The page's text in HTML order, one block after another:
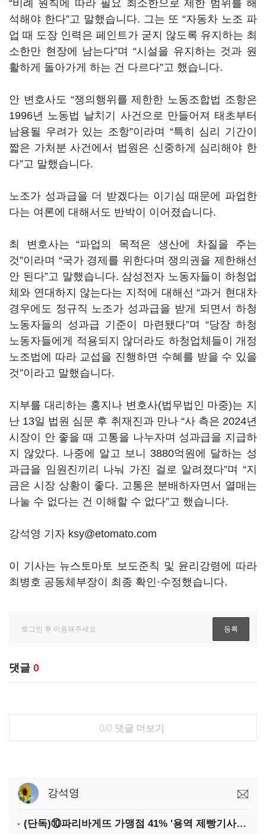
“비례 원칙에 따라 필요 최소한으로 제한 범위를 해
석해야 한다”고 말했습니다. 그는 또 “자동차 노조 파
업 때 도장 인력은 페인트가 굳지 않도록 유지하는 최
소한만 현장에 남는다”며 “시설을 유지하는 것과 원
활하게 돌아가게 하는 건 다르다”고 했습니다.
안 변호사도 “쟁의행위를 제한한 노동조합법 조항은
1996년 노동법 날치기 사건으로 만들어져 태초부터
남용될 우려가 있는 조항”이라며 “특히 심리 기간이
짧은 가처분 사건에서 법원은 신중하게 심리해야 한
다”고 말했습니다.
노조가 성과급을 더 받겠다는 이기심 때문에 파업한
다는 여론에 대해서도 반박이 이어졌습니다.
최 변호사는 “파업의 목적은 생산에 차질을 주는
것”이라며 “국가 경제를 위한다며 쟁의권을 제한해선
안 된다”고 말했습니다. 삼성전자 노동자들이 하청업
체와 연대하지 않는다는 지적에 대해선 “과거 현대차
경우에도 정규직 노조가 성과급을 받게 되면서 하청
노동자들의 성과급 기준이 마련됐다”며 “당장 하청
노동자들에게 적용되지 않더라도 하청업체들이 개정
노조법에 따라 교섭을 진행하면 수혜를 받을 수 있을
것”이라고 말했습니다.
지부를 대리하는 홍지나 변호사(법무법인 마중)는 지
난 13일 법원 심문 후 취재진과 만나 “사 측은 2024년
시장이 안 좋을 때 고통을 나누자며 성과급을 지급하
지 않았다. 나중에 알고 보니 3880억원에 달하는 성
과급을 임원진끼리 나눠 가진 걸로 알려졌다”며 “지
금은 시장 상황이 좋다. 고통은 분배하자면서 열매는
나눌 수 없다는 건 이해할 수 없다”고 했습니다.
강석영 기자 ksy@etomato.com
이 기사는 뉴스토마토 보도준칙 및 윤리강령에 따라
최병호 공동체부장이 최종 확인·수정했습니다.
댓글 0
0/0 댓글 더보기
강석영
(단독)⑩파리바게뜨 가맹점 41% '용역 제빵기사 없어'…고용불안 속 브랜드가치도 '흔들'